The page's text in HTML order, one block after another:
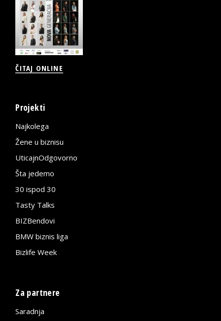
ČITAJ ONLINE
Projekti
Najkolega
Žene u biznisu
UticajnOdgovorno
Šta jedemo
30 ispod 30
Tasty Talks
BIZBendovi
BMW biznis liga
Bizlife Week
Za partnere
Saradnja